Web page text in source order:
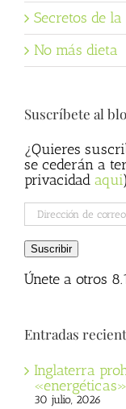
Secretos de
No más dieta
Suscríbete al
¿Quieres
se cederán a
privacidad aqui
Dirección
de
correo
electrónico
Suscribir
Únete a otros
Entradas
Inglaterra
30 julio, 2026